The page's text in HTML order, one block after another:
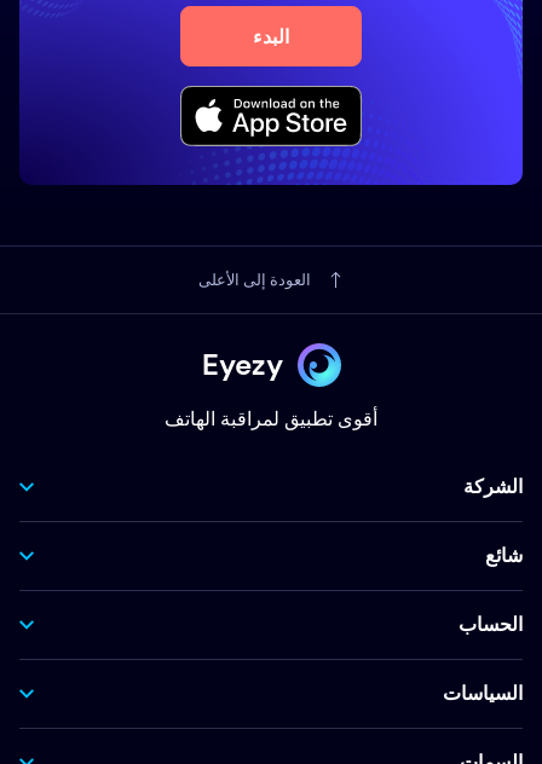
البدء
العودة إلى الأعلى
Eyezy
أقوى تطبيق لمراقبة الهاتف
الشركة
شائع
الحساب
السياسات